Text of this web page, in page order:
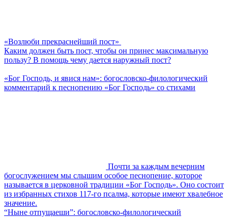
«Возлюби прекраснейший пост»
Каким должен быть пост, чтобы он принес максимальную
пользу? В помощь чему дается наружный пост?
«Бог Господь, и явися нам»: богословско-филологический
комментарий к песнопению «Бог Господь» со стихами
Почти за каждым вечерним
богослужением мы слышим особое песнопение, которое
называется в церковной традиции «Бог Господь». Оно состоит
из избранных стихов 117-го псалма, которые имеют хвалебное
значение.
“Ныне отпущаеши”: богословско-филологический